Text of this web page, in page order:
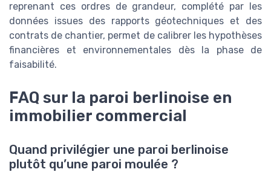
reprenant ces ordres de grandeur, complété par les
données issues des rapports géotechniques et des
contrats de chantier, permet de calibrer les hypothèses
financières et environnementales dès la phase de
faisabilité.
FAQ sur la paroi berlinoise en
immobilier commercial
Quand privilégier une paroi berlinoise
plutôt qu’une paroi moulée ?